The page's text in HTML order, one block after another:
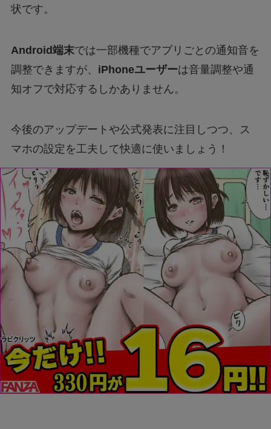
状です。
Android端末では一部機種でアプリごとの通知音を
調整できますが、 iPhoneユーザーは音量調整や通
知オフで対応するしかありません。
今後のアップデートや公式発表に注目しつつ、ス
マホの設定を工夫して快適に使いましょう！